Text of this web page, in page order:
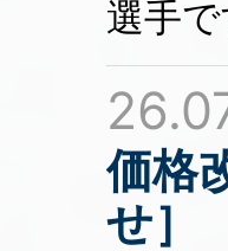
選手で
価格
せ］